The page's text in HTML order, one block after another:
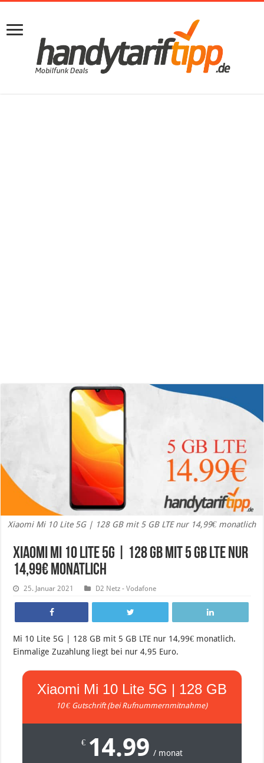
Xiaomi Mi 10 Lite 5G | 128 GB mit 5 GB LTE nur 14,99€ monatlich
Xiaomi Mi 10 Lite 5G | 128 GB mit 5 GB LTE nur
14,99€ monatlich
25. Januar 2021 D2 Netz - Vodafone
Mi 10 Lite 5G | 128 GB mit 5 GB LTE nur 14,99€ monatlich.
Einmalige Zuzahlung liegt bei nur 4,95 Euro.
Xiaomi Mi 10 Lite 5G | 128 GB
10 € Gutschrift (bei Rufnummernmitnahme)
€ 14.99 / monat